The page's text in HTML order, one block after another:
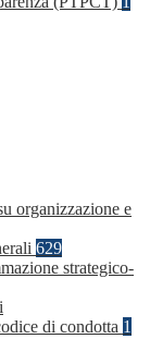
organizzazione e
629
strategico-
di condotta 1